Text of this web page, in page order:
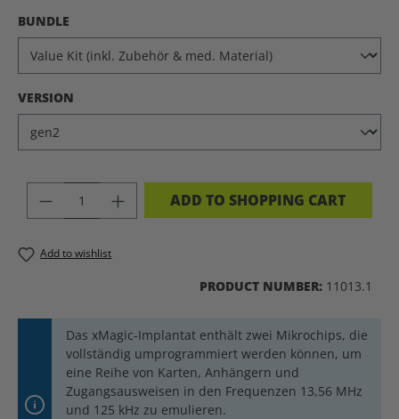
SELECT
BUNDLE
SELECT
VERSION
PRODUCT QUANTITY: ENTER THE
ADD TO SHOPPING CART
Add to wishlist
PRODUCT NUMBER: 11013.1
Das xMagic-Implantat enthält zwei Mikrochips, die
vollständig umprogrammiert werden können, um
eine Reihe von Karten, Anhängern und
Zugangsausweisen in den Frequenzen 13,56 MHz
und 125 kHz zu emulieren.